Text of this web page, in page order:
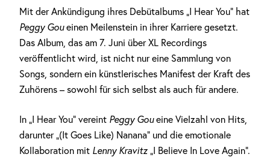
Mit der Ankündigung ihres Debütalbums „I Hear You“ hat
Peggy Goueinen Meilenstein in ihrer Karriere gesetzt.
Das Album, das am 7. Juni über XL Recordings
veröffentlicht wird, ist nicht nur eine Sammlung von
Songs, sondern ein künstlerisches Manifest der Kraft des
Zuhörens – sowohl für sich selbst als auch für andere.
In „I Hear You“ vereint Peggy Goueine Vielzahl von Hits,
darunter „(It Goes Like) Nanana“ und die emotionale
Kollaboration mit Lenny Kravitz „I Believe In Love Again“.